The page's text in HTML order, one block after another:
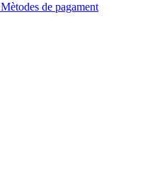
Mètodes de pagament